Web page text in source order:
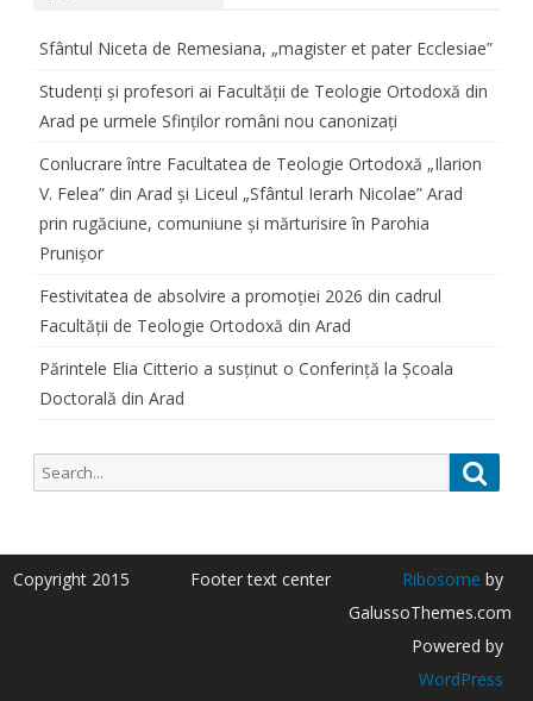
Sfântul Niceta de Remesiana, „magister et pater Ecclesiae”
Studenți și profesori ai Facultății de Teologie Ortodoxă din
Arad pe urmele Sfinților români nou canonizați
Conlucrare între Facultatea de Teologie Ortodoxă „Ilarion
V. Felea” din Arad și Liceul „Sfântul Ierarh Nicolae” Arad
prin rugăciune, comuniune și mărturisire în Parohia
Prunișor
Festivitatea de absolvire a promoției 2026 din cadrul
Facultății de Teologie Ortodoxă din Arad
Părintele Elia Citterio a susținut o Conferință la Școala
Doctorală din Arad
Search
for:
Copyright 2015 Footer text center Ribosome by
GalussoThemes.com
Powered by
WordPress